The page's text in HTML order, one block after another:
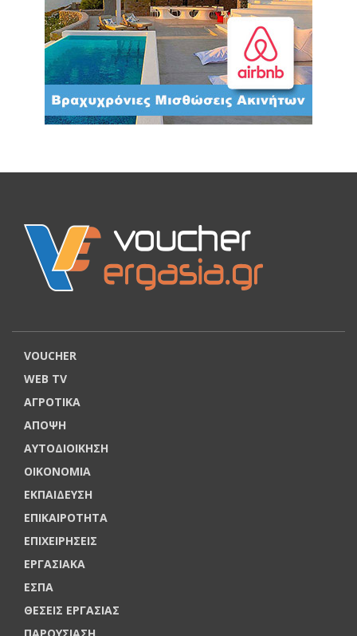
VOUCHER
WEB TV
ΑΓΡΟΤΙΚΑ
ΑΠΟΨΗ
ΑΥΤΟΔΙΟΙΚΗΣΗ
ΟΙΚΟΝΟΜΙΑ
ΕΚΠΑΙΔΕΥΣΗ
ΕΠΙΚΑΙΡΟΤΗΤΑ
ΕΠΙΧΕΙΡΗΣΕΙΣ
ΕΡΓΑΣΙΑΚΑ
ΕΣΠΑ
ΘΕΣΕΙΣ ΕΡΓΑΣΙΑΣ